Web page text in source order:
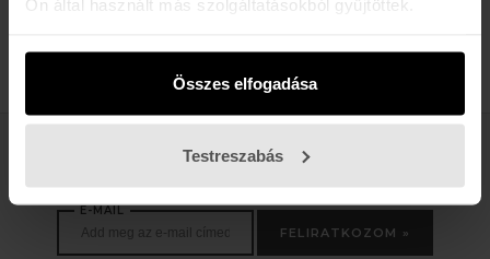
Ön által használt más szolgáltatásokból gyűjtöttek.
Összes elfogadása
Testreszabás
11.990 Ft 8.390 Ft 11.990 Ft 8.390 Ft
Értesülj az újdonságokról, akciókról
E-MAIL
FELIRATKOZOM »